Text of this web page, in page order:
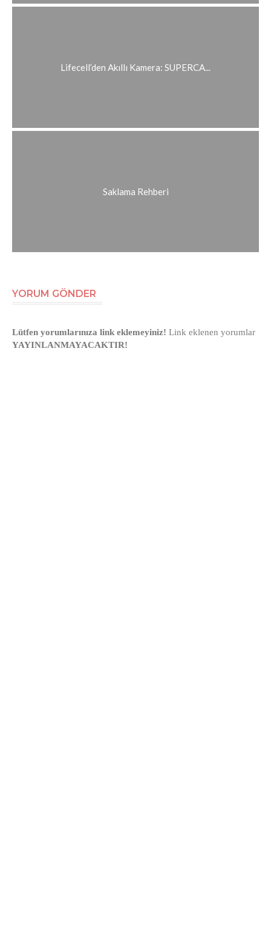
Lifecell’den Akıllı Kamera: SUPERCA...
Saklama Rehberi
YORUM GÖNDER
Lütfen yorumlarınıza link eklemeyiniz! Link eklenen yorumlar
YAYINLANMAYACAKTIR!